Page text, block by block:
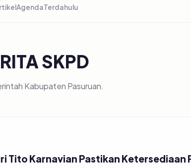
AgendaTerdahulu
SKPD
Kabupaten Pasuruan.
Tito Karnavian Pastikan Ketersediaan